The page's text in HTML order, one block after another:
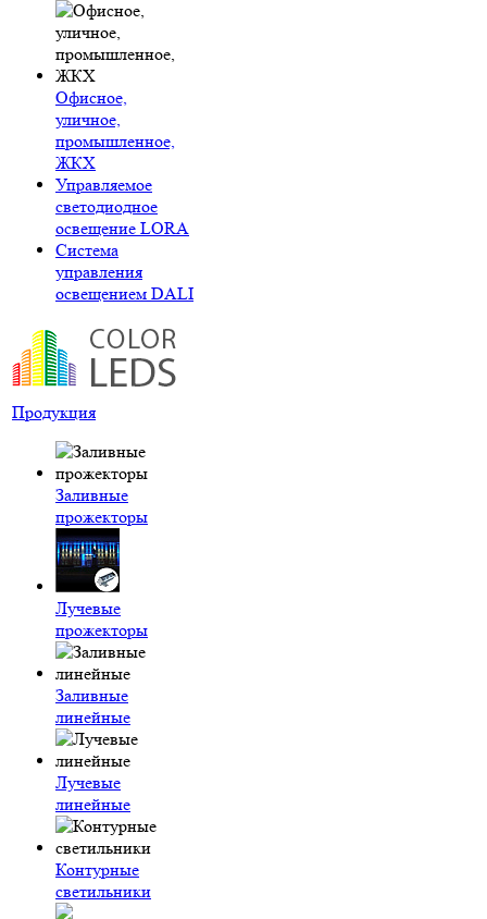
Офисное,
уличное,
промышленное,
ЖКХ
Управляемое
светодиодное
освещение LORA
Система
управления
освещением DALI
Продукция
Заливные
прожекторы
Лучевые
прожекторы
Заливные
линейные
Лучевые
линейные
Контурные
светильники